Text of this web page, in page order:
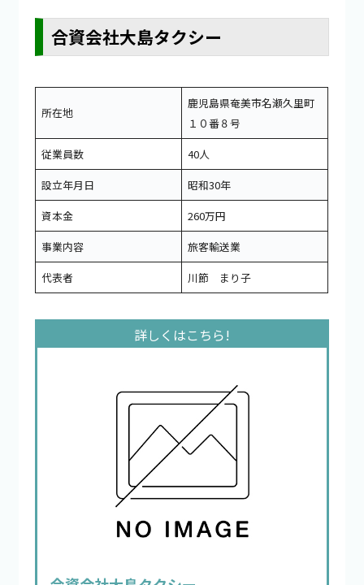
合資会社大島タクシー
所在地
鹿児島県奄美市名瀬久里町
１０番８号
従業員数
40人
設立年月日
昭和30年
資本金
260万円
事業内容
旅客輸送業
代表者
川節 まり子